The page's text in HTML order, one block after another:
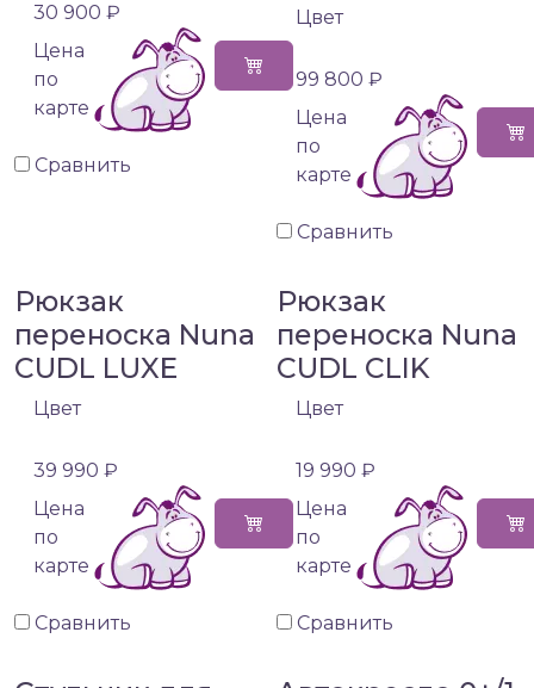
30 900 ₽
Цена
по
карте
Сравнить
Цвет
99 800 ₽
Цена
по
карте
Сравнить
Рюкзак
переноска Nuna
CUDL LUXE
Цвет
39 990 ₽
Цена
по
карте
Сравнить
Рюкзак
переноска Nuna
CUDL CLIK
Цвет
19 990 ₽
Цена
по
карте
Сравнить